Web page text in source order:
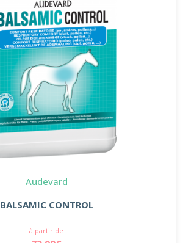
Audevard
BALSAMIC CONTROL
à partir de